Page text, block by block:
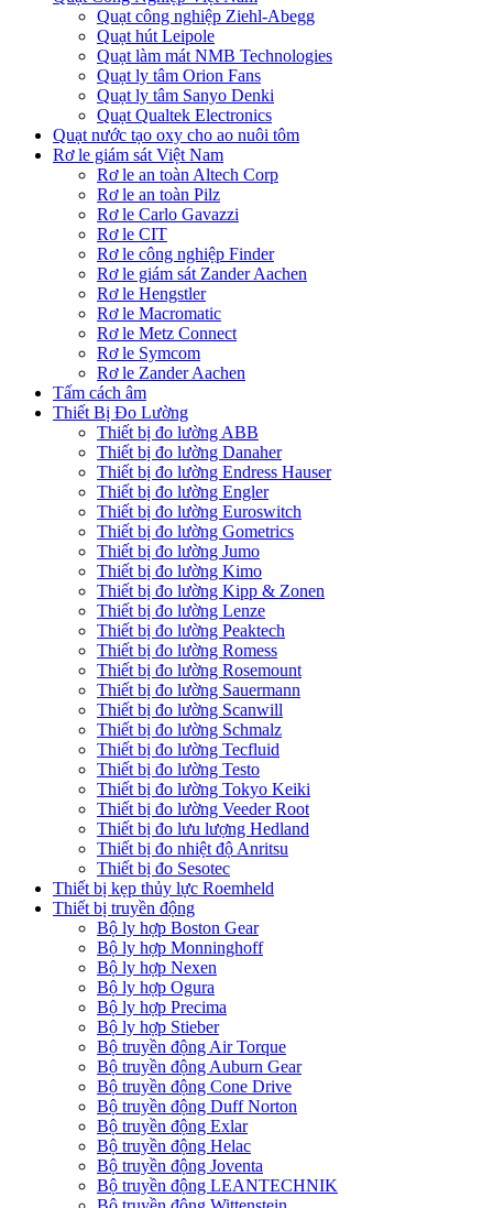
Quạt công nghiệp Ziehl-Abegg
Quạt hút Leipole
Quạt làm mát NMB Technologies
Quạt ly tâm Orion Fans
Quạt ly tâm Sanyo Denki
Quạt Qualtek Electronics
Quạt nước tạo oxy cho ao nuôi tôm
Rơ le giám sát Việt Nam
Rơ le an toàn Altech Corp
Rơ le an toàn Pilz
Rơ le Carlo Gavazzi
Rơ le CIT
Rơ le công nghiệp Finder
Rơ le giám sát Zander Aachen
Rơ le Hengstler
Rơ le Macromatic
Rơ le Metz Connect
Rơ le Symcom
Rơ le Zander Aachen
Tấm cách âm
Thiết Bị Đo Lường
Thiết bị đo lường ABB
Thiết bị đo lường Danaher
Thiết bị đo lường Endress Hauser
Thiết bị đo lường Engler
Thiết bị đo lường Euroswitch
Thiết bị đo lường Gometrics
Thiết bị đo lường Jumo
Thiết bị đo lường Kimo
Thiết bị đo lường Kipp & Zonen
Thiết bị đo lường Lenze
Thiết bị đo lường Peaktech
Thiết bị đo lường Romess
Thiết bị đo lường Rosemount
Thiết bị đo lường Sauermann
Thiết bị đo lường Scanwill
Thiết bị đo lường Schmalz
Thiết bị đo lường Tecfluid
Thiết bị đo lường Testo
Thiết bị đo lường Tokyo Keiki
Thiết bị đo lường Veeder Root
Thiết bị đo lưu lượng Hedland
Thiết bị đo nhiệt độ Anritsu
Thiết bị đo Sesotec
Thiết bị kẹp thủy lực Roemheld
Thiết bị truyền động
Bộ ly hợp Boston Gear
Bộ ly hợp Monninghoff
Bộ ly hợp Nexen
Bộ ly hợp Ogura
Bộ ly hợp Precima
Bộ ly hợp Stieber
Bộ truyền động Air Torque
Bộ truyền động Auburn Gear
Bộ truyền động Cone Drive
Bộ truyền động Duff Norton
Bộ truyền động Exlar
Bộ truyền động Helac
Bộ truyền động Joventa
Bộ truyền động LEANTECHNIK